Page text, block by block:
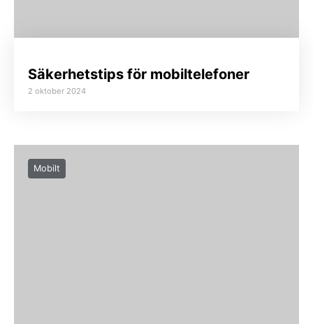
Säkerhetstips för mobiltelefoner
2 oktober 2024
Mobilt